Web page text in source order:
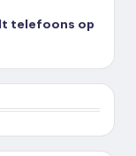
telefoons op